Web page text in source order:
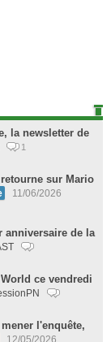
la newsletter de
1
sur Mario
11/06/2026
anniversaire de la
ce vendredi
l'enquête,
12/05/2026